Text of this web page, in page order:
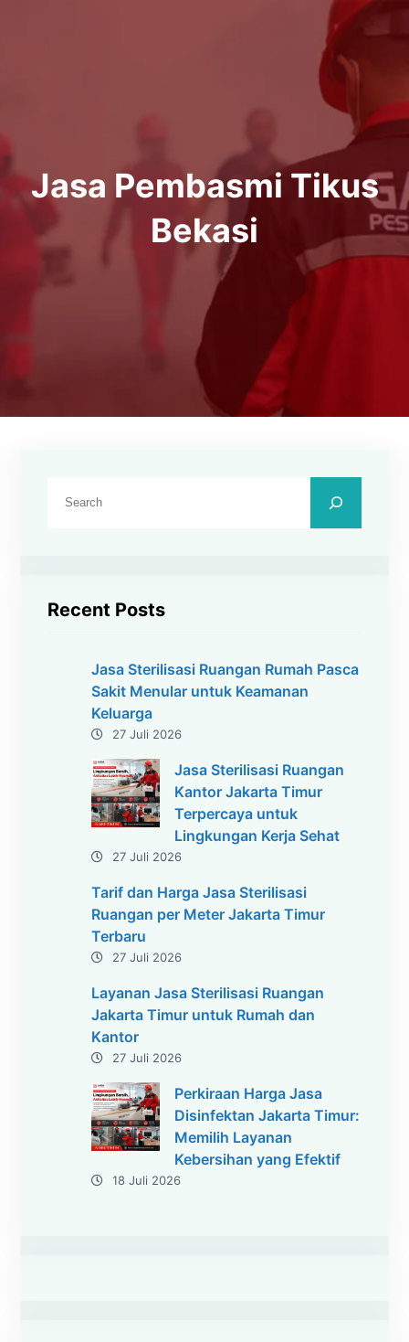
Jasa Pembasmi Tikus
Bekasi
Recent Posts
Jasa Sterilisasi Ruangan Rumah Pasca
Sakit Menular untuk Keamanan
Keluarga
27 Juli 2026
Jasa Sterilisasi Ruangan
Kantor Jakarta Timur
Terpercaya untuk
Lingkungan Kerja Sehat
27 Juli 2026
Tarif dan Harga Jasa Sterilisasi
Ruangan per Meter Jakarta Timur
Terbaru
27 Juli 2026
Layanan Jasa Sterilisasi Ruangan
Jakarta Timur untuk Rumah dan
Kantor
27 Juli 2026
Perkiraan Harga Jasa
Disinfektan Jakarta Timur:
Memilih Layanan
Kebersihan yang Efektif
18 Juli 2026